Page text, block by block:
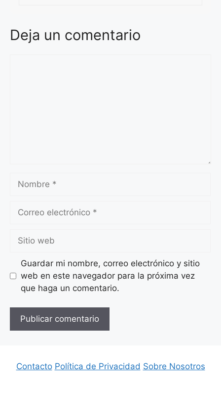
Deja un comentario
Nombre
Correo
Sitio
web
Guardar mi nombre, correo electrónico y sitio
web en este navegador para la próxima vez
que haga un comentario.
Contacto Política de Privacidad Sobre Nosotros